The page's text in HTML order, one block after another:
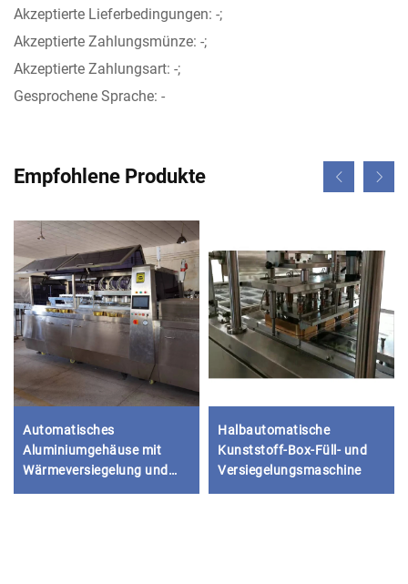
Akzeptierte Lieferbedingungen: -;
Akzeptierte Zahlungsmünze: -;
Akzeptierte Zahlungsart: -;
Gesprochene Sprache: -
Empfohlene Produkte
Automatisches
Aluminiumgehäuse mit
Wärmeversiegelung und
Lager
Halbautomatische
Kunststoff-Box-Füll- und
Versiegelungsmaschine